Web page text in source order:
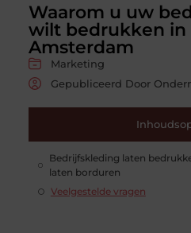
Waarom u uw
wilt bedrukken in
Amsterdam
Marketing
Gepubliceerd Door
Bedrijfskleding laten
laten borduren
Veelgestelde vragen